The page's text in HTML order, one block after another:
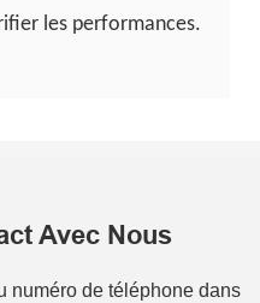
les performances.
Avec Nous
numéro de téléphone dans